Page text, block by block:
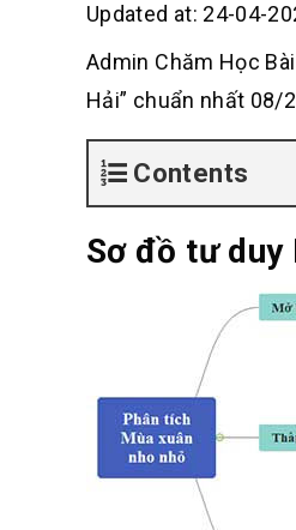
Updated at: 24-04-
Admin Chăm Học
Hải” chuẩn nhất 08/
Contents
Sơ đồ tư duy